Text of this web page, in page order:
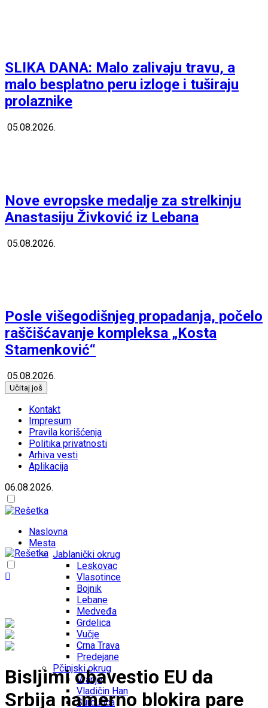
SLIKA DANA: Malo zalivaju travu, a
malo besplatno peru izloge i tuširaju
prolaznike
05.08.2026.
Nove evropske medalje za strelkinju
Anastasiju Živković iz Lebana
05.08.2026.
Posle višegodišnjeg propadanja, počelo
raščišćavanje kompleksa „Kosta
Stamenković“
05.08.2026.
Učitaj još
Kontakt
Impresum
Pravila korišćenja
Politika privatnosti
Arhiva vesti
Aplikacija
06.08.2026.
Naslovna
Mesta
Jablanički okrug
Leskovac
Vlasotince
Bojnik
Lebane
Medveđa
Grdelica
Vučje
Crna Trava
Predejane
Pčinjski okrug
Vranje
Vladičin Han
Surdulica
Bisljimi obavestio EU da
Srbija namerno blokira pare